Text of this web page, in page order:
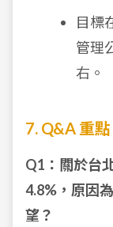
目標
管理
右。
7. Q&A 重點
Q1：關於台
4.8%，原因
望？